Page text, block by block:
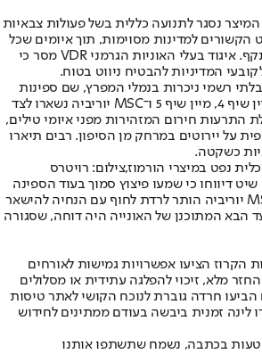
המיצר נסגר לתנועה כללית בשל פעולות צבאיות
הקשורים למדינות מסוימות, תוך איומים שכל
אונייה שתנסה לעבור תותקף. איגוד בעלי האוניות הגרמני VDR מסר כי
המדיניות להבטיח ניווט בטוח.
רשמי ניכרות בנמלי המפרץ, שם ספינות
תענוגות יוקרתיות כמו מיין שיף 4, מיין שיף 5 ו־MSC יוריביה נשארו לצד
התרעות חירום המזהירות מפני איומי טילים,
על יירוטים במרחק מן הסיפון. רבים תיארו
כשקטה.
נפט במיצרי הורמוז,צילום: רויטרס
שיט דיווחו כי שמעו פיצוץ סמוך בעוד הספינה
עוגנת. בדובאי, לאורחי MSC יוריביה הותר לרדת לחוף עם הנחיה להישאר
הבא המתוכנן של האונייה היה דוחה, שסגורה
הקרוז הציעו אפשרויות גמישות לאורחים
מלא, זיכוי להפלגה עתידית או מסלולים
הביעו חרדה גוברת לנוכח הקושי לאתר טיסות
לינה זמנית ביבשה בעודם ממתינים לחידוש
טעות בכתבה, נשמח שתשתפו אותנו